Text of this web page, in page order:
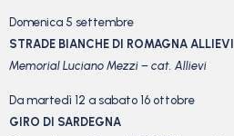
Domenica 5 settembre
STRADE BIANCHE DI ROMAGNA ALLIEVI
Memorial Luciano Mezzi – cat. Allievi
Da martedì 12 a sabato 16 ottobre
GIRO DI SARDEGNA